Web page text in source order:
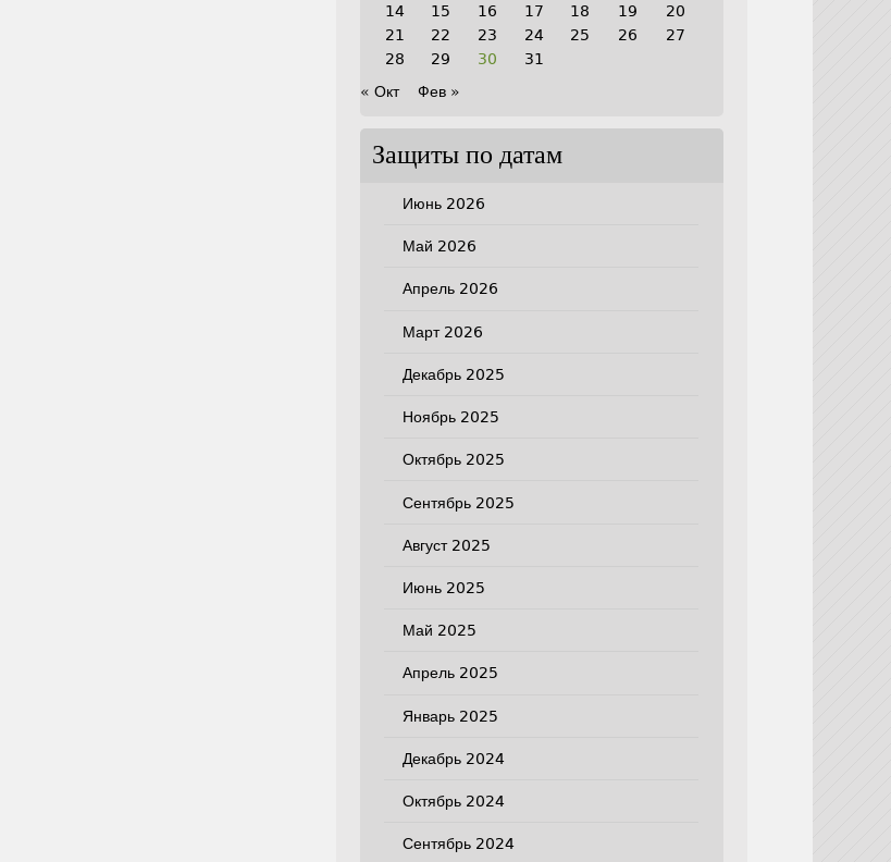
14
15 16 17 18 19
20
21
22 23 24 25 26
27
28
29 30
31
« Окт
Фев »
Защиты по датам
Июнь 2026
Май 2026
Апрель 2026
Март 2026
Декабрь 2025
Ноябрь 2025
Октябрь 2025
Сентябрь 2025
Август 2025
Июнь 2025
Май 2025
Апрель 2025
Январь 2025
Декабрь 2024
Октябрь 2024
Сентябрь 2024